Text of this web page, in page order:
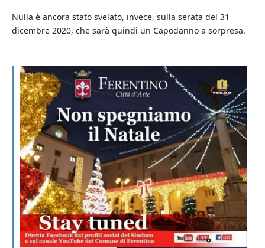
Nulla è ancora stato svelato, invece, sulla serata del 31
dicembre 2020, che sarà quindi un Capodanno a sorpresa.